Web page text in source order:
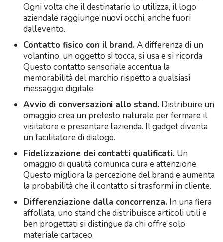
Ogni volta che il destinatario lo utilizza, il logo
aziendale raggiunge nuovi occhi, anche fuori
dall’evento.
Contatto fisico con il brand. A differenza di un
volantino, un oggetto si tocca, si usa e si ricorda.
Questo contatto sensoriale accentua la
memorabilità del marchio rispetto a qualsiasi
messaggio digitale.
Avvio di conversazioni allo stand. Distribuire un
omaggio crea un pretesto naturale per fermare il
visitatore e presentare l’azienda. Il gadget diventa
un facilitatore di dialogo.
Fidelizzazione dei contatti qualificati. Un
omaggio di qualità comunica cura e attenzione.
Questo migliora la percezione del brand e aumenta
la probabilità che il contatto si trasformi in cliente.
Differenziazione dalla concorrenza. In una fiera
affollata, uno stand che distribuisce articoli utili e
ben progettati si distingue da chi offre solo
materiale cartaceo.